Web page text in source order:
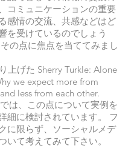
コミュニケーションの重要
感情の交流、共感などはど
を受けているのでしょう
の点に焦点を当ててみまし
上げた Sherry Turkle: Alone
we expect more from
less from each other.
は、この点について実例を
細に検討されています。 フ
に限らず、ソーシャルメデ
いて考えてみて下さい。